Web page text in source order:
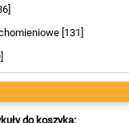
[131]
do koszyka: